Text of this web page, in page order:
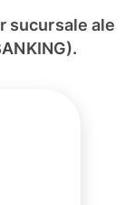
sucursale ale